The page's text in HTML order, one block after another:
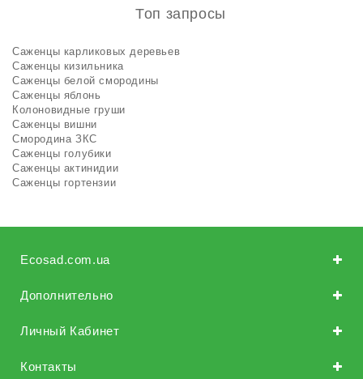
Топ запросы
Саженцы карликовых деревьев
Саженцы кизильника
Саженцы белой смородины
Саженцы яблонь
Колоновидные груши
Cаженцы вишни
Смородина ЗКС
Саженцы голубики
Саженцы актинидии
Саженцы гортензии
Ecosad.com.ua
Дополнительно
Личный Кабинет
Контакты